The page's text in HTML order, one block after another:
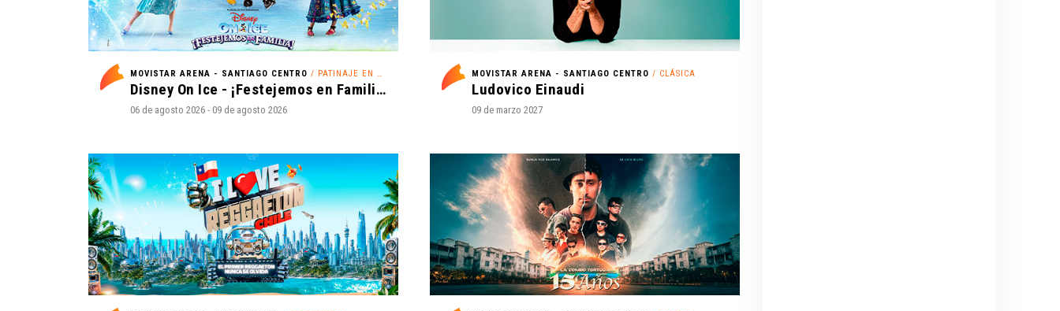
MOVISTAR ARENA - SANTIAGO CENTRO / PATINAJE EN HIELO
Disney On Ice - ¡Festejemos en Familia!
06 de agosto 2026 - 09 de agosto 2026
MOVISTAR ARENA - SANTIAGO CENTRO / CLÁSICA
Ludovico Einaudi
09 de marzo 2027